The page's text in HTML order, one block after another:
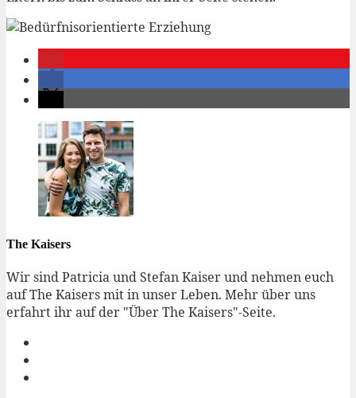
The Kaisers
Wir sind Patricia und Stefan Kaiser und nehmen euch
auf The Kaisers mit in unser Leben. Mehr über uns
erfahrt ihr auf der "Über The Kaisers"-Seite.